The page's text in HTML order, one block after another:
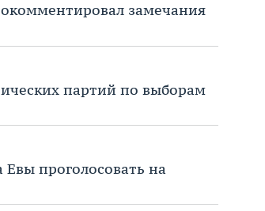
замечания
партий по выборам
проголосовать на